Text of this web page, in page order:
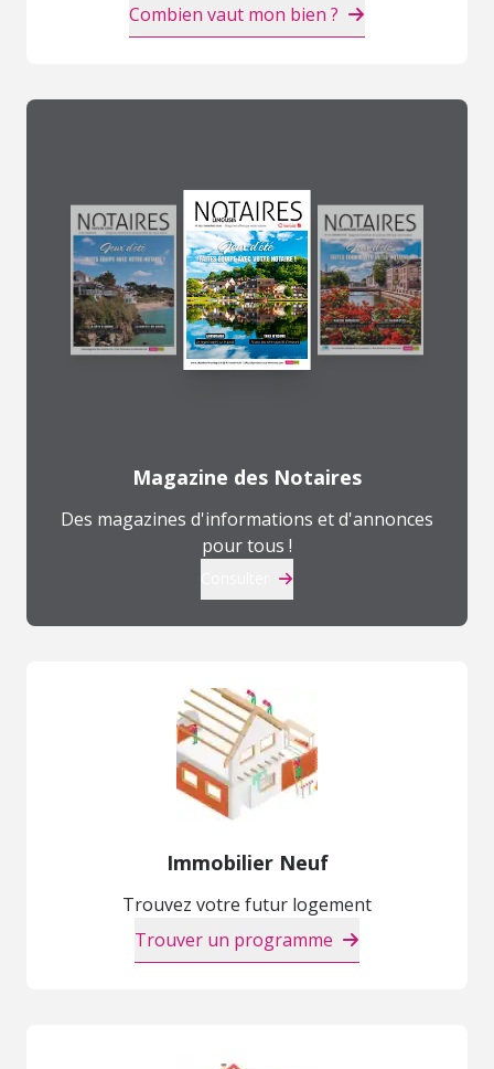
Combien vaut mon bien ?
Magazine des Notaires
Des magazines d'informations et d'annonces
pour tous !
Immobilier Neuf
Trouvez votre futur logement
Trouver un programme